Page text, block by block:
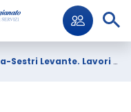
impianti illuminazione gallerie Giovannella e Croce dei Tozzi. Limite TE